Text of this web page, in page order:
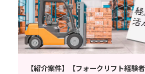
【紹介案件】【フォークリフト経験